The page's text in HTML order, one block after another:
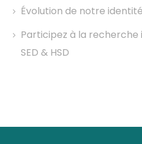
Évolution de notre
Participez à la
SED & HSD